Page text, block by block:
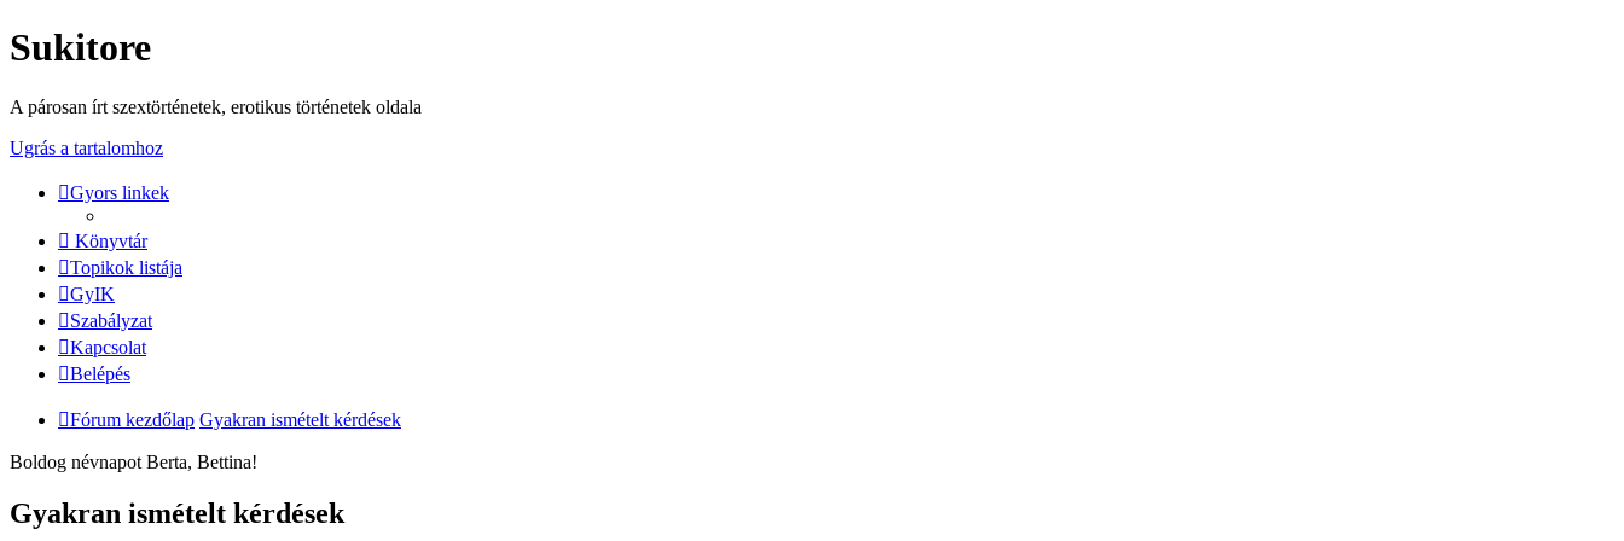
Sukitore
A párosan írt szextörténetek, erotikus történetek oldala
Ugrás a tartalomhoz
Gyors linkek
Könyvtár
Topikok listája
GyIK
Szabályzat
Kapcsolat
Belépés
Fórum kezdőlap Gyakran ismételt kérdések
Boldog névnapot Berta, Bettina!
Gyakran ismételt kérdések